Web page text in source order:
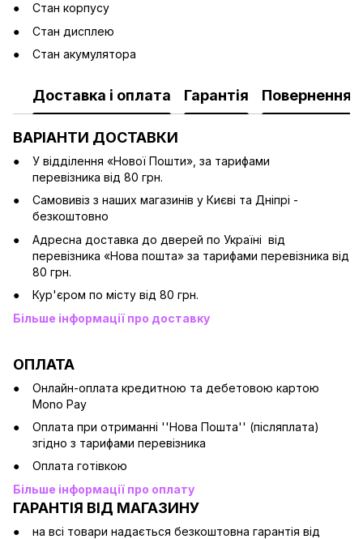
Стан корпусу
Стан дисплею
Стан акумулятора
Доставка і оплата Гарантія Повернення
ВАРІАНТИ ДОСТАВКИ
У відділення «Нової Пошти», за тарифами
перевізника від 80 грн.
Cамовивіз з наших магазинів у Києві та Дніпрі -
безкоштовно
Адресна доставка до дверей по Україні від
перевізника «Нова пошта» за тарифами перевізника від
80 грн.
Кур'єром по місту від 80 грн.
Більше інформації про доставку
ОПЛАТА
Онлайн-оплата кредитною та дебетовою картою
Mono Pay
Оплата при отриманні ''Нова Пошта'' (післяплата)
згідно з тарифами перевізника
Оплата готівкою
Більше інформації про оплату
ГАРАНТІЯ ВІД МАГАЗИНУ
на всі товари надається безкоштовна гарантія від